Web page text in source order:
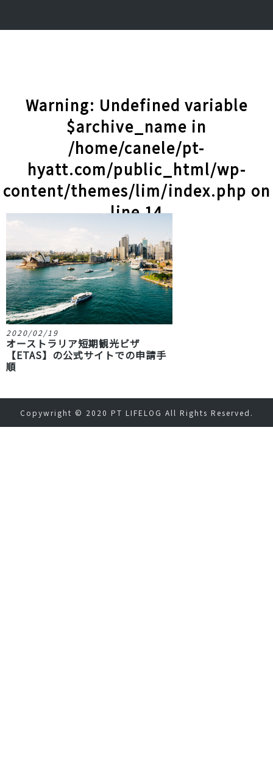
Warning: Undefined variable
$archive_name in
/home/canele/pt-
hyatt.com/public_html/wp-
content/themes/lim/index.php on
line14
記事一覧
2020/02/19
オーストラリア短期観光ビザ
【ETAS】の公式サイトでの申請手
順
Copywright © 2020 PT LIFELOG All Rights Reserved.